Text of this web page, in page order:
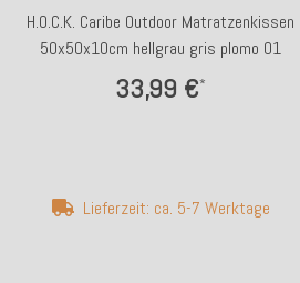
H.O.C.K. Caribe Outdoor Matratzenkissen
50x50x10cm hellgrau gris plomo 01
33,99 €*
Lieferzeit: ca. 5-7 Werktage